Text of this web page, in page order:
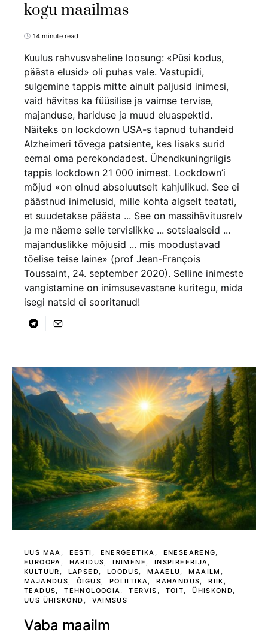
kogu maailmas
14 minute read
Kuulus rahvusvaheline loosung: «Püsi kodus,
päästa elusid» oli puhas vale. Vastupidi,
sulgemine tappis mitte ainult paljusid inimesi,
vaid hävitas ka füüsilise ja vaimse tervise,
majanduse, hariduse ja muud eluaspektid.
Näiteks on lockdown USA-s tapnud tuhandeid
Alzheimeri tõvega patsiente, kes lisaks surid
eemal oma perekondadest. Ühendkuningriigis
tappis lockdown 21 000 inimest. Lockdown’i
mõjud «on olnud absoluutselt kahjulikud. See ei
päästnud inimelusid, mille kohta algselt teatati,
et suudetakse päästa ... See on massihävitusrelv
ja me näeme selle tervislikke ... sotsiaalseid ...
majanduslikke mõjusid ... mis moodustavad
tõelise teise laine» (prof Jean-François
Toussaint, 24. september 2020). Selline inimeste
vangistamine on inimsusevastane kuritegu, mida
isegi natsid ei sooritanud!
UUS MAA EESTI ENERGEETIKA
ENESEARENG
EUROOPA
HARIDUS INIMENE
INSPIREERIJA
KULTUUR
LAPSED LOODUS MAAELU
MAAILM
MAJANDUS
ÕIGUS POLIITIKA RAHANDUS
RIIK
TEADUS
TEHNOLOOGIA TERVIS TOIT
ÜHISKOND
UUS ÜHISKOND
VAIMSUS
Vaba maailm